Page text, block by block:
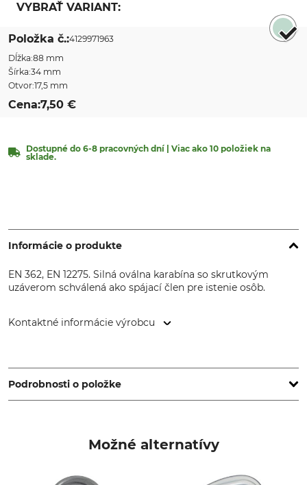
VYBRAŤ VARIANT:
Sort by
Položka č. 4129971963
Dĺžka 88 mm
Šírka 34 mm
Otvor 17,5 mm
Cena 7,50 €
Dostupné do 6-8 pracovných dní | Viac ako 10 položiek na
sklade.
Informácie o produkte
EN 362, EN 12275. Silná oválna karabína so skrutkovým
uzáverom schválená ako spájací člen pre istenie osôb.
Kontaktné informácie výrobcu
Italy, www.kong.it
Podrobnosti o položke
Typ produktu
Označenie modelu
Možné alternatívy